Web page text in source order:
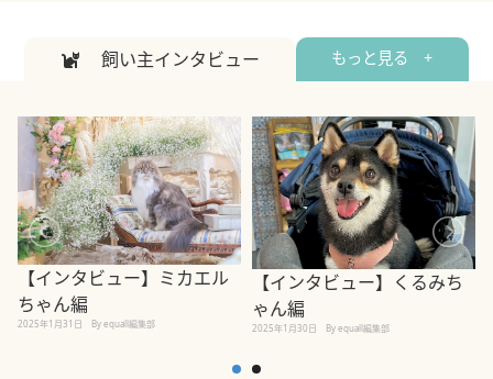
飼い主インタビュー もっと見る +
【インタビュー】ミカエル
ちゃん編
2025年1月31日 By equall編集部
【インタビュー】くるみち
ゃん編
2025年1月30日 By equall編集部